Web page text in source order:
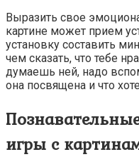
Выразить свое
картине может прием
установку составить
чем сказать, что тебе
думаешь ней, надо
она посвящена и что
игры с